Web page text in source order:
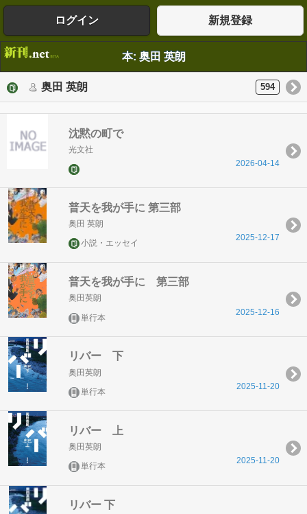
ログイン 新規登録
本: 奥田 英朗
奥田 英朗 594
沈黙の町で
光文社
2026-04-14
普天を我が手に 第三部
奥田 英朗
小説・エッセイ
2025-12-17
普天を我が手に 第三部
奥田英朗
単行本
2025-12-16
リバー 下
奥田英朗
単行本
2025-11-20
リバー 上
奥田英朗
単行本
2025-11-20
リバー 下